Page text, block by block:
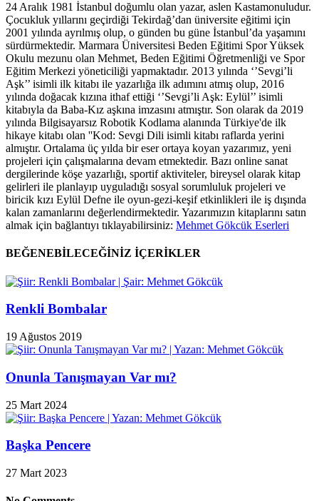
24 Aralık 1981 İstanbul doğumlu olan yazar, aslen Kastamonuludur.
Çocukluk yıllarını geçirdiği Tekirdağ’dan üniversite eğitimi için
2001 yılında ayrılmış olup, o günden bu güne İstanbul’da yaşamını
sürdürmektedir. Marmara Üniversitesi Beden Eğitimi Spor Yüksek
Okulu mezunu olan Mehmet, Beden Eğitimi Öğretmenliği ve Spor
Eğitim Merkezi yöneticiliği yapmaktadır. 2013 yılında ‘’Sevgi’li
Aşk’’ isimli ilk kitabı ile yazarlığa ilk adımını atmış olup, 2016
yılında doğacak kızına ithaf ettiği ‘’Sevgi’li Aşk: Eylül’’ isimli
kitabıyla da Baba-Kız aşkına imzasını atmıştır. Son olarak da 2019
yılında Bilgisayarsız Robotik Kodlama alanında Türkiye'de ilk
hikaye kitabı olan ''Kod: Sevgi Dili isimli kitabı raflarda yerini
almıştır. Ortalama üç yılda bir eser ortaya koyan yazarımız, yeni
projeleri için çalışmalarına devam etmektedir. Bazı online sanat
dergilerinde köşe yazarlığı, sportif aktiviteler, bireysel olarak kitap
gelirleri ile planlayıp uyguladığı sosyal sorumluluk projeleri ve
biricik kızı Eylül Defne ile oyun-gezi-keşif etkinlikleri ile iş dışında
kalan zamanlarını değerlendirmektedir. Yazarımızın kitaplarını satın
almak için bağlantıyı tıklayabilirsiniz: Mehmet Gökcük Eserleri
BEĞENEBİLECEĞİNİZ İÇERİKLER
Renkli Bombalar
19 Ağustos 2019
Onunla Tanışmayan Var mı?
25 Mart 2024
Başka Pencere
27 Mart 2023